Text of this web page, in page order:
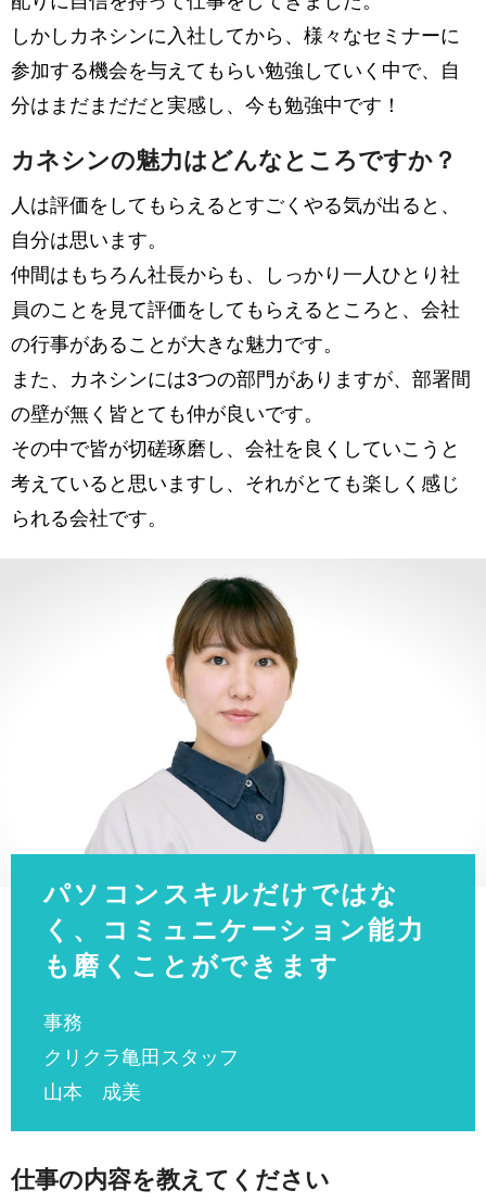
しかしカネシンに入社してから、様々なセミナーに
参加する機会を与えてもらい勉強していく中で、自
分はまだまだだと実感し、今も勉強中です！
カネシンの魅力はどんなところですか？
人は評価をしてもらえるとすごくやる気が出ると、
自分は思います。
仲間はもちろん社長からも、しっかり一人ひとり社
員のことを見て評価をしてもらえるところと、会社
の行事があることが大きな魅力です。
また、カネシンには3つの部門がありますが、部署間
の壁が無く皆とても仲が良いです。
その中で皆が切磋琢磨し、会社を良くしていこうと
考えていると思いますし、それがとても楽しく感じ
られる会社です。
パソコンスキルだけではな
く、コミュニケーション能力
も磨くことができます
事務
クリクラ亀田スタッフ
山本 成美
仕事の内容を教えてください